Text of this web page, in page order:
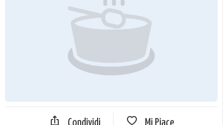
Condividi Mi Piace